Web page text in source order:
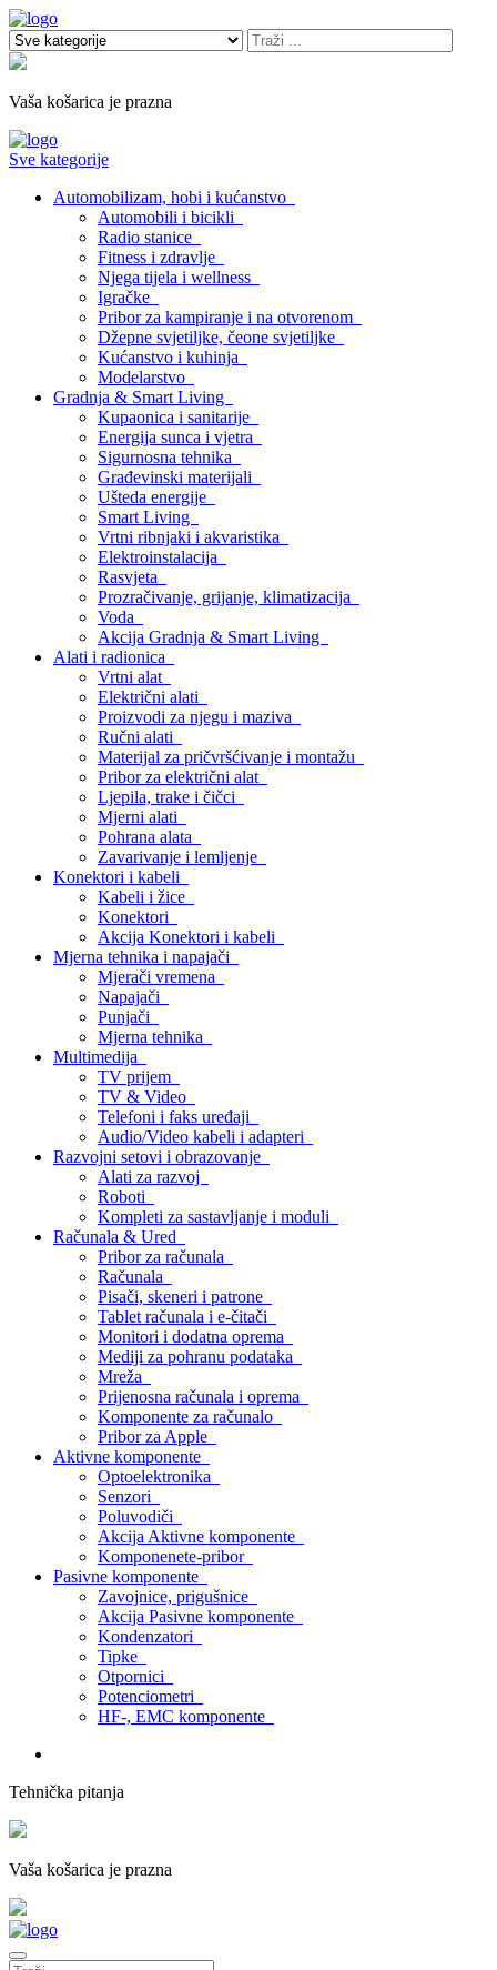
Vaša košarica je prazna
Sve kategorije
Automobilizam, hobi i kućanstvo
Automobili i bicikli
Radio stanice
Fitness i zdravlje
Njega tijela i wellness
Igračke
Pribor za kampiranje i na otvorenom
Džepne svjetiljke, čeone svjetiljke
Kućanstvo i kuhinja
Modelarstvo
Gradnja & Smart Living
Kupaonica i sanitarije
Energija sunca i vjetra
Sigurnosna tehnika
Građevinski materijali
Ušteda energije
Smart Living
Vrtni ribnjaki i akvaristika
Elektroinstalacija
Rasvjeta
Prozračivanje, grijanje, klimatizacija
Voda
Akcija Gradnja & Smart Living
Alati i radionica
Vrtni alat
Električni alati
Proizvodi za njegu i maziva
Ručni alati
Materijal za pričvršćivanje i montažu
Pribor za električni alat
Ljepila, trake i čičci
Mjerni alati
Pohrana alata
Zavarivanje i lemljenje
Konektori i kabeli
Kabeli i žice
Konektori
Akcija Konektori i kabeli
Mjerna tehnika i napajači
Mjerači vremena
Napajači
Punjači
Mjerna tehnika
Multimedija
TV prijem
TV & Video
Telefoni i faks uređaji
Audio/Video kabeli i adapteri
Razvojni setovi i obrazovanje
Alati za razvoj
Roboti
Kompleti za sastavljanje i moduli
Računala & Ured
Pribor za računala
Računala
Pisači, skeneri i patrone
Tablet računala i e-čitači
Monitori i dodatna oprema
Mediji za pohranu podataka
Mreža
Prijenosna računala i oprema
Komponente za računalo
Pribor za Apple
Aktivne komponente
Optoelektronika
Senzori
Poluvodiči
Akcija Aktivne komponente
Komponenete-pribor
Pasivne komponente
Zavojnice, prigušnice
Akcija Pasivne komponente
Kondenzatori
Tipke
Otpornici
Potenciometri
HF-, EMC komponente
Tehnička pitanja
Vaša košarica je prazna